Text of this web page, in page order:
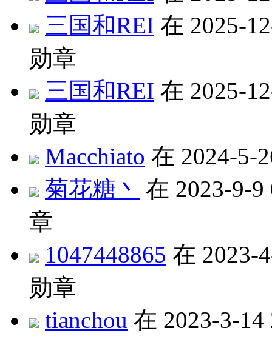
三国和REI 在 2025-
勋章
三国和REI 在 2025-
勋章
Macchiato 在 2024-5-
菊花糖丶
在 2023-9-
章
1047448865 在 2023-
勋章
tianchou 在 2023-3-